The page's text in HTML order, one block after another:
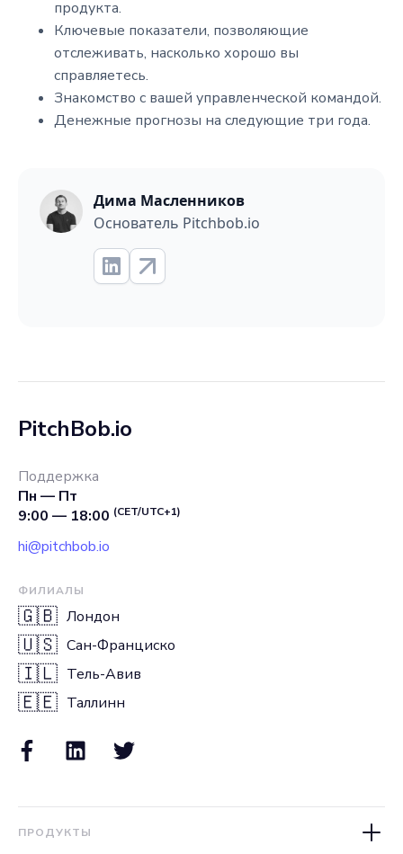
продукта.
Ключевые показатели, позволяющие
отслеживать, насколько хорошо вы
справляетесь.
Знакомство с вашей управленческой командой.
Денежные прогнозы на следующие три года.
Дима Масленников
Основатель Pitchbob.io
PitchBob.io
Поддержка
Пн — Пт
9:00 — 18:00 (CET/UTC+1)
hi@pitchbob.io
ФИЛИАЛЫ
🇬🇧 Лондон
🇺🇸 Сан-Франциско
🇮🇱 Тель-Авив
🇪🇪 Таллинн
ПРОДУКТЫ